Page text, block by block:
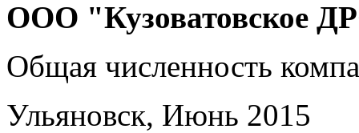
ООО "Кузоватовское
Общая численность
Ульяновск, Июнь 2015